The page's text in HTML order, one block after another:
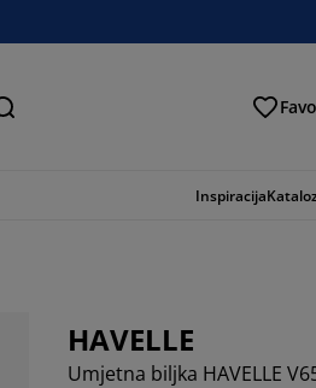
Pretraga
Inspiracija
HAVELLE
Umjetna biljka HAVELLE